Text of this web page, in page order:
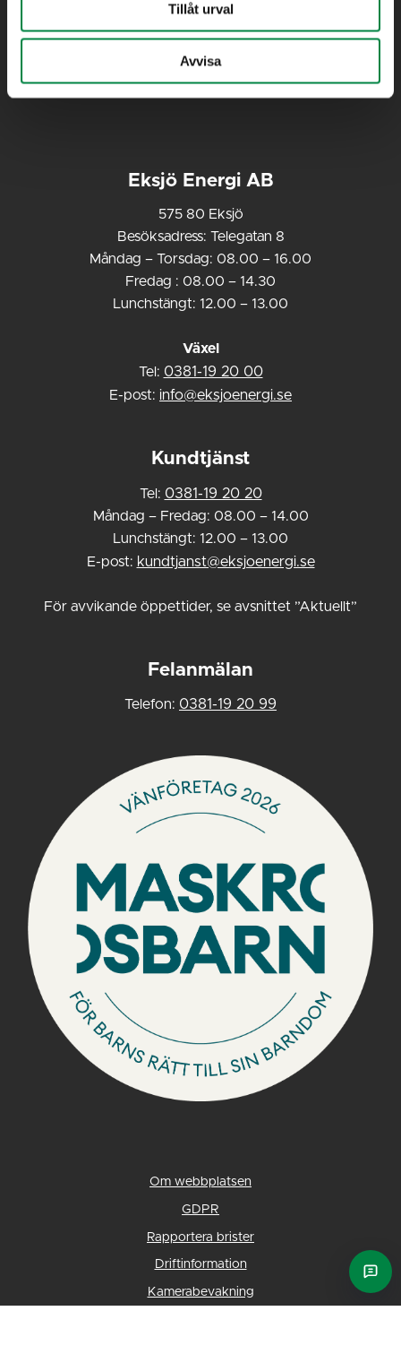
Tillåt urval
Avvisa
Vatten/Avlopp
Kundtjänst
Eksjö Energi AB
575 80 Eksjö
Besöksadress: Telegatan 8
Måndag – Torsdag: 08.00 – 16.00
Fredag : 08.00 – 14.30
Lunchstängt: 12.00 – 13.00
Växel
Tel: 0381-19 20 00
E-post: info@eksjoenergi.se
Kundtjänst
Tel: 0381-19 20 20
Måndag – Fredag: 08.00 – 14.00
Lunchstängt: 12.00 – 13.00
E-post: kundtjanst@eksjoenergi.se
För avvikande öppettider, se avsnittet ”Aktuellt”
Felanmälan
Telefon: 0381-19 20 99
Om webbplatsen
GDPR
Rapportera brister
Driftinformation
Kamerabevakning
Ask